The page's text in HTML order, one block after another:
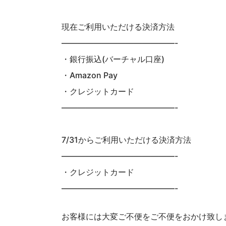
現在ご利用いただける決済方法
——————————————-
・銀行振込(バーチャル口座)
・Amazon Pay
・クレジットカード
——————————————-
7/31からご利用いただける決済方法
——————————————-
・クレジットカード
——————————————-
お客様には大変ご不便をご不便をおかけ致し